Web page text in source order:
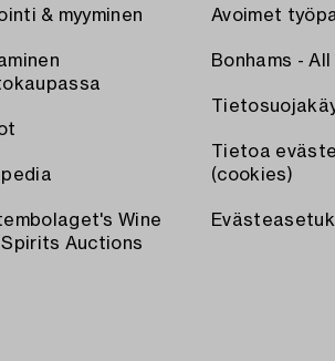
& myyminen
Wine
Spirits Auctions
Avoimet
Bonhams -
Tietoa
(cookies)